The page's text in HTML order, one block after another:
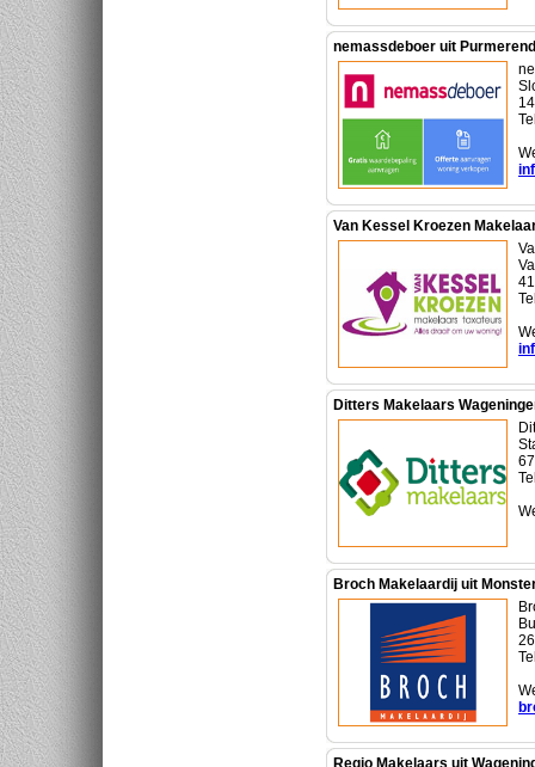
nemassdeboer uit Purmerend
Van Kessel Kroezen
Ditters Makelaars
Broch Makelaardij uit
Regio Makelaars uit